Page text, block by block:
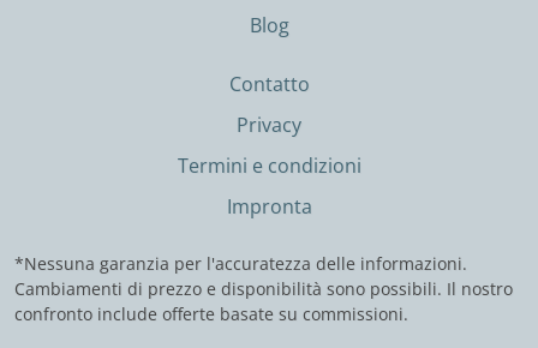
Blog
Contatto
Privacy
Termini e condizioni
Impronta
*Nessuna garanzia per l'accuratezza delle informazioni.
Cambiamenti di prezzo e disponibilità sono possibili. Il nostro
confronto include offerte basate su commissioni.